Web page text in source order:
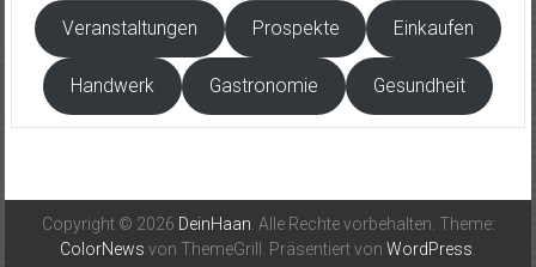
Veranstaltungen Prospekte Einkaufen
Handwerk Gastronomie Gesundheit
Copyright © 2026 DeinHaan . Alle Rechte vorbehalten. Theme:
ColorNews von ThemeGrill. Präsentiert von WordPress